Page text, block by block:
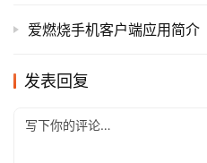
爱燃烧手机客户端应用简介
发表回复